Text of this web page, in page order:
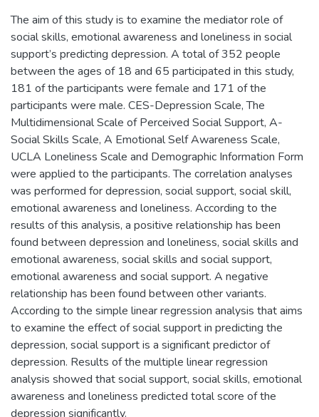
The aim of this study is to examine the mediator role of
social skills, emotional awareness and loneliness in social
support’s predicting depression. A total of 352 people
between the ages of 18 and 65 participated in this study,
181 of the participants were female and 171 of the
participants were male. CES-Depression Scale, The
Multidimensional Scale of Perceived Social Support, A-
Social Skills Scale, A Emotional Self Awareness Scale,
UCLA Loneliness Scale and Demographic Information Form
were applied to the participants. The correlation analyses
was performed for depression, social support, social skill,
emotional awareness and loneliness. According to the
results of this analysis, a positive relationship has been
found between depression and loneliness, social skills and
emotional awareness, social skills and social support,
emotional awareness and social support. A negative
relationship has been found between other variants.
According to the simple linear regression analysis that aims
to examine the effect of social support in predicting the
depression, social support is a significant predictor of
depression. Results of the multiple linear regression
analysis showed that social support, social skills, emotional
awareness and loneliness predicted total score of the
depression significantly.